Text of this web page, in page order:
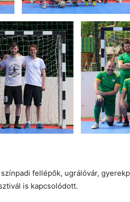
fellépők, ugrálóvár,
is kapcsolódott.